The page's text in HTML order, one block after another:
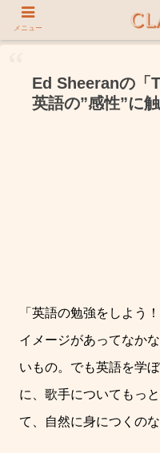
Ed Sheeranの
英語の”感性”に
「英語の勉強をしよう
イメージがあってなか
いもの。でも英語を学
に、歌手についてもっ
て、自然に身につくの
メニュー